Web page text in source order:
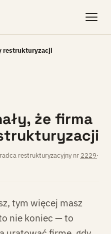
restrukturyzacji
że firma
restrukturyzacyjny nr 2229·
tym więcej masz
nie koniec — to